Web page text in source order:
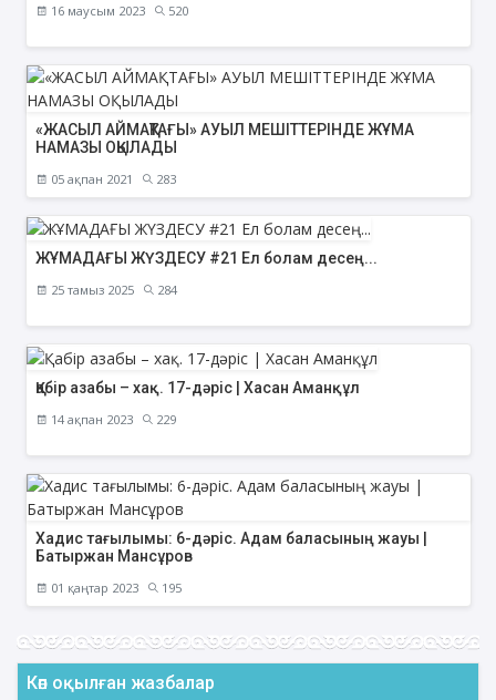
16 маусым 2023 520
«ЖАСЫЛ АЙМАҚТАҒЫ» АУЫЛ МЕШІТТЕРІНДЕ ЖҰМА
НАМАЗЫ ОҚЫЛАДЫ
05 ақпан 2021 283
ЖҰМАДАҒЫ ЖҮЗДЕСУ #21 Ел болам десең...
25 тамыз 2025 284
Қабір азабы – хақ. 17-дәріс | Хасан Аманқұл
14 ақпан 2023 229
Хадис тағылымы: 6-дәріс. Адам баласының жауы |
Батыржан Мансұров
01 қаңтар 2023 195
Көп оқылған жазбалар